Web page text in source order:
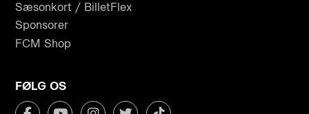
Sæsonkort / BilletFlex
Sponsorer
FCM Shop
FØLG OS